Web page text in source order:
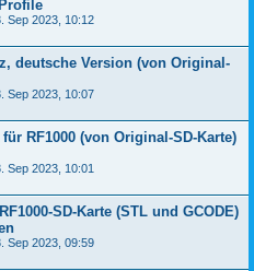
Sep 2023, 10:12
deutsche Version (von Original-
Sep 2023, 10:07
RF1000 (von Original-SD-Karte)
Sep 2023, 10:01
SD-Karte (STL und GCODE)
Sep 2023, 09:59